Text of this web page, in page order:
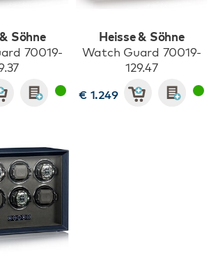
Söhne
70019-
Heisse & Söhne
Watch Guard 70019-
129.47
€ 1.249